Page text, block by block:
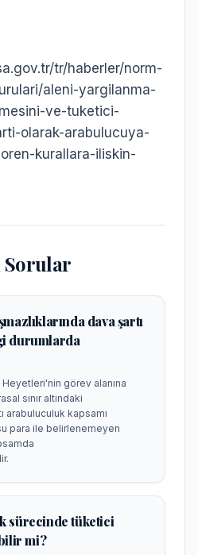
tr/haberler/norm-
aleni-yargilanma-
ve-tuketici-
olarak-arabulucuya-
kurallara-iliskin-
Sorular
dava şartı
durumlarda
görev alanına
sınır altındaki
arabuluculuk kapsamı
para ile belirlenemeyen
sürecinde tüketici
mi?